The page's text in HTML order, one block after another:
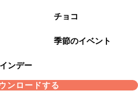
チョコ
季節のイベント
ンデー
ンロードする